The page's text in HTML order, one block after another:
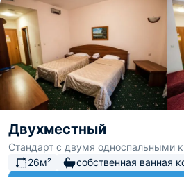
Двухместный
Стандарт с двумя односпальными
26м²
собственная ванная